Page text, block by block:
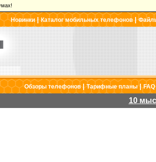
Новинки|Каталог мобильных телефонов|
Обзоры телефонов|Тарифные планы|FAQ
10